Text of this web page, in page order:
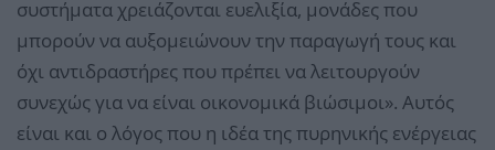
συστήματα χρειάζονται ευελιξία, μονάδες που
μπορούν να αυξομειώνουν την παραγωγή τους και
όχι αντιδραστήρες που πρέπει να λειτουργούν
συνεχώς για να είναι οικονομικά βιώσιμοι». Αυτός
είναι και ο λόγος που η ιδέα της πυρηνικής ενέργειας